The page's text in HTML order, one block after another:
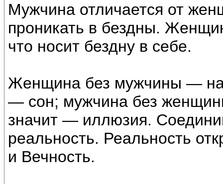
Мужчина отличается от
проникать в бездны.
что носит бездну в себе.
Женщина без мужчины —
— сон; мужчина без
значит — иллюзия.
реальность. Реальность
и Вечность.